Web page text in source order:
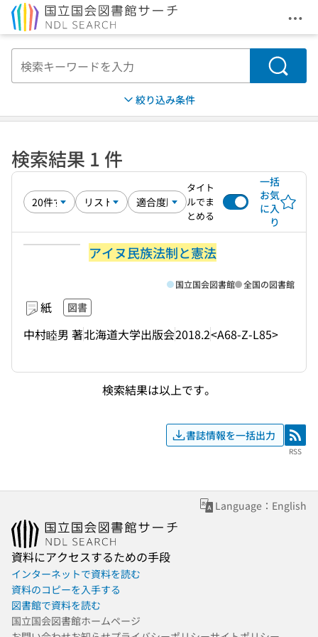
メ
検索
絞り込み条件
検索結果 1 件
タイト
ルでま
とめる
一括
お気
に入
り
アイヌ民族法制と憲法
紙 図書
中村睦男 著北海道大学出版会2018.2<A68-Z-L85>
国立国会図書館 全国の図書館
検索結果は以上です。
書誌情報を一括出力 RSS
RSS
Language：English
資料にアクセスするための手段
インターネットで資料を読む
資料のコピーを入手する
図書館で資料を読む
国立国会図書館ホームページ